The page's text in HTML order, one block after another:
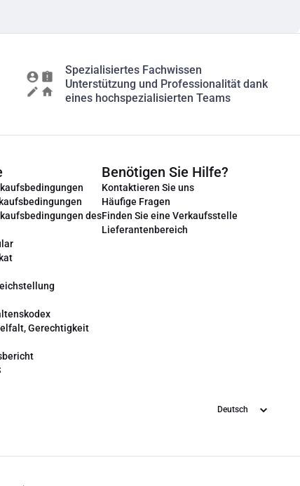
Spezialisiertes Fachwissen
Unterstützung und Professionalität dank
eines hochspezialisierten Teams
des
Gerechtigkeit
Benötigen Sie Hilfe?
Kontaktieren Sie uns
Häufige Fragen
Finden Sie eine Verkaufsstelle
Lieferantenbereich
Sprache